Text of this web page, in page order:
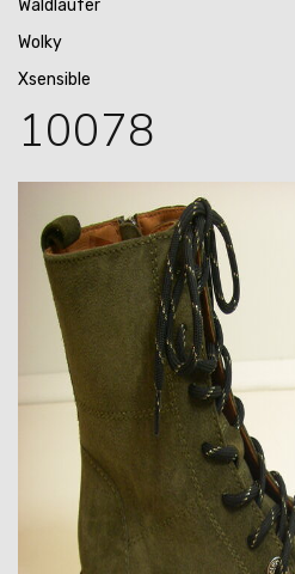
Waldlaufer
Wolky
Xsensible
10078